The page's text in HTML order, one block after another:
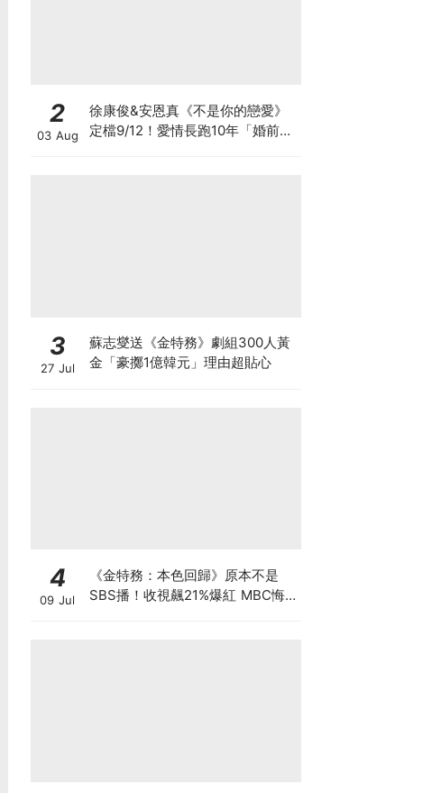
2
03 Aug
徐康俊&安恩真《不是你的戀愛》
定檔9/12！愛情長跑10年「婚前雙
3
27 Jul
蘇志燮送《金特務》劇組300人黃
金「豪擲1億韓元」理由超貼心
4
09 Jul
《金特務：本色回歸》原本不是
SBS播！收視飆21%爆紅 MBC悔